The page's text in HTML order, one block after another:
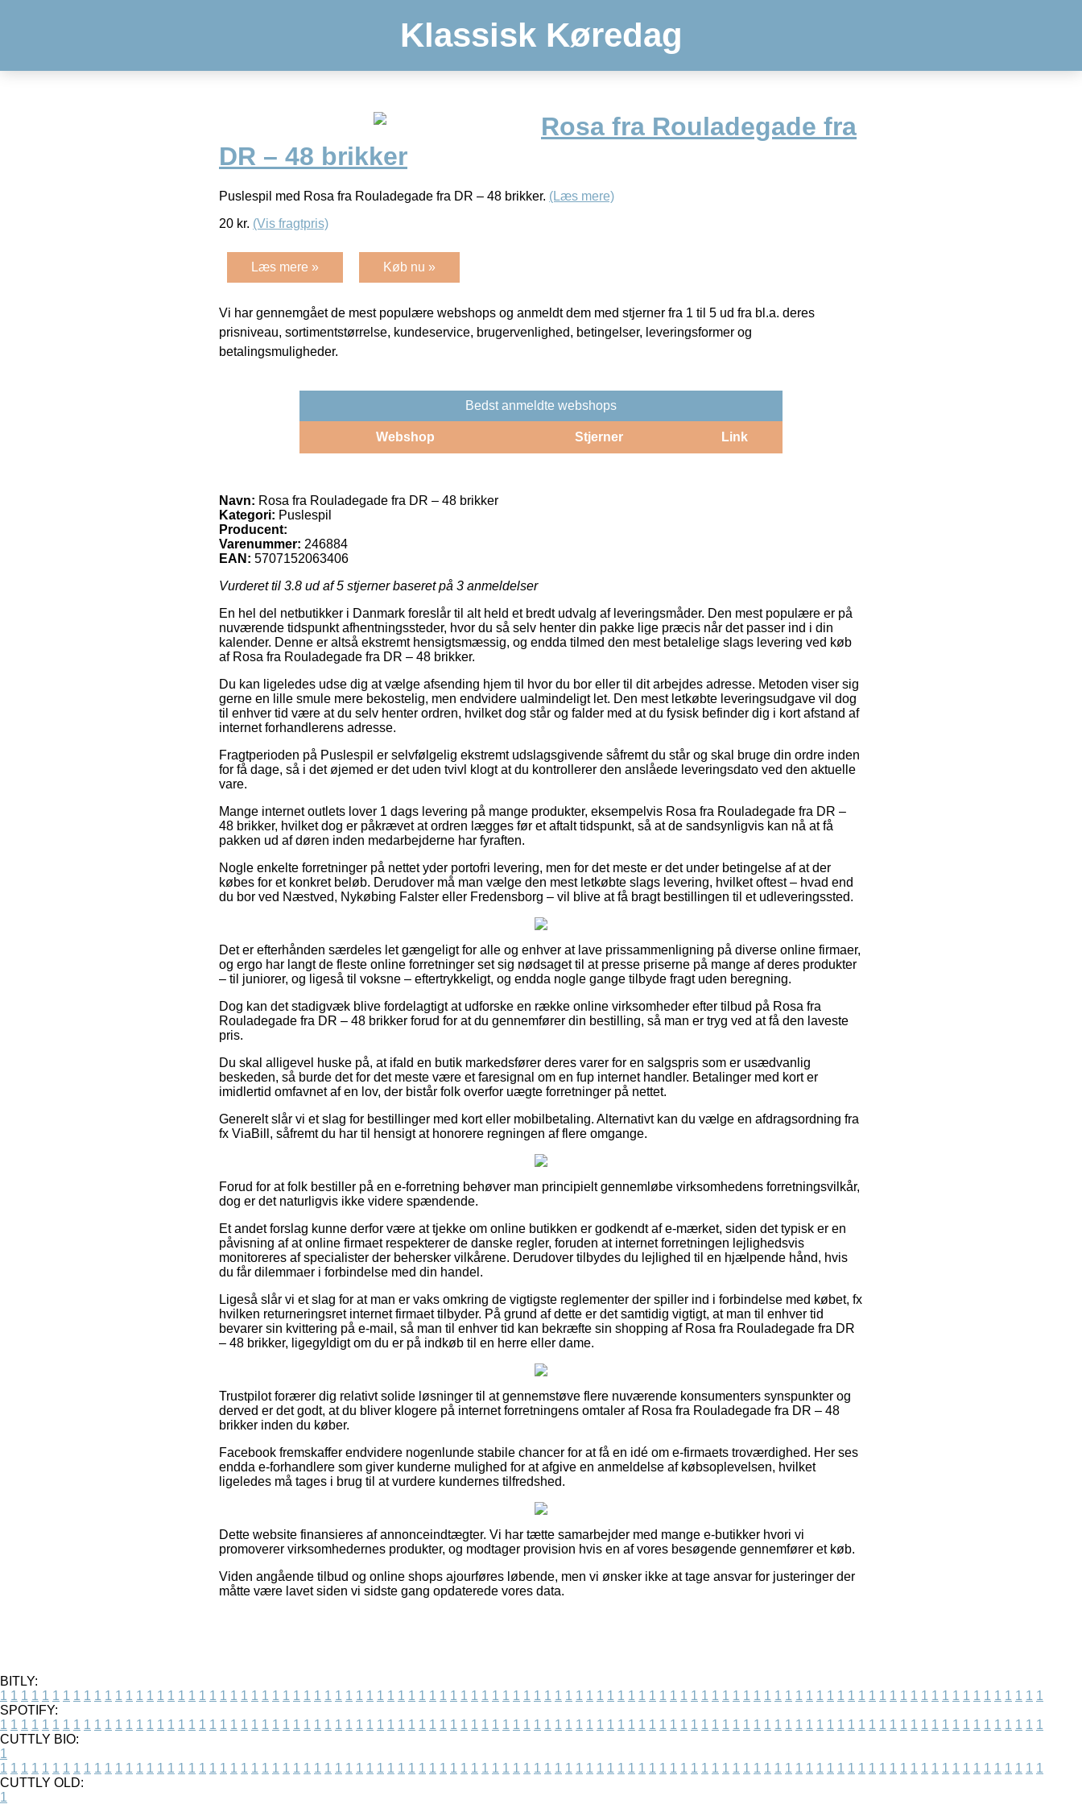
Klassisk Køredag
Rosa fra Rouladegade fra
DR – 48 brikker
Puslespil med Rosa fra Rouladegade fra DR – 48 brikker. (Læs mere)
20 kr. (Vis fragtpris)
Læs mere » Køb nu »
Vi har gennemgået de mest populære webshops og anmeldt dem med stjerner fra 1 til 5 ud fra bl.a. deres
prisniveau, sortimentstørrelse, kundeservice, brugervenlighed, betingelser, leveringsformer og
betalingsmuligheder.
Bedst anmeldte webshops
Webshop Stjerner Link
Navn: Rosa fra Rouladegade fra DR – 48 brikker
Kategori: Puslespil
Producent:
Varenummer: 246884
EAN: 5707152063406
Vurderet til 3.8 ud af 5 stjerner baseret på 3 anmeldelser
En hel del netbutikker i Danmark foreslår til alt held et bredt udvalg af leveringsmåder. Den mest populære er på
nuværende tidspunkt afhentningssteder, hvor du så selv henter din pakke lige præcis når det passer ind i din
kalender. Denne er altså ekstremt hensigtsmæssig, og endda tilmed den mest betalelige slags levering ved køb
af Rosa fra Rouladegade fra DR – 48 brikker.
Du kan ligeledes udse dig at vælge afsending hjem til hvor du bor eller til dit arbejdes adresse. Metoden viser sig
gerne en lille smule mere bekostelig, men endvidere ualmindeligt let. Den mest letkøbte leveringsudgave vil dog
til enhver tid være at du selv henter ordren, hvilket dog står og falder med at du fysisk befinder dig i kort afstand af
internet forhandlerens adresse.
Fragtperioden på Puslespil er selvfølgelig ekstremt udslagsgivende såfremt du står og skal bruge din ordre inden
for få dage, så i det øjemed er det uden tvivl klogt at du kontrollerer den anslåede leveringsdato ved den aktuelle
vare.
Mange internet outlets lover 1 dags levering på mange produkter, eksempelvis Rosa fra Rouladegade fra DR –
48 brikker, hvilket dog er påkrævet at ordren lægges før et aftalt tidspunkt, så at de sandsynligvis kan nå at få
pakken ud af døren inden medarbejderne har fyraften.
Nogle enkelte forretninger på nettet yder portofri levering, men for det meste er det under betingelse af at der
købes for et konkret beløb. Derudover må man vælge den mest letkøbte slags levering, hvilket oftest – hvad end
du bor ved Næstved, Nykøbing Falster eller Fredensborg – vil blive at få bragt bestillingen til et udleveringssted.
Det er efterhånden særdeles let gængeligt for alle og enhver at lave prissammenligning på diverse online firmaer,
og ergo har langt de fleste online forretninger set sig nødsaget til at presse priserne på mange af deres produkter
– til juniorer, og ligeså til voksne – eftertrykkeligt, og endda nogle gange tilbyde fragt uden beregning.
Dog kan det stadigvæk blive fordelagtigt at udforske en række online virksomheder efter tilbud på Rosa fra
Rouladegade fra DR – 48 brikker forud for at du gennemfører din bestilling, så man er tryg ved at få den laveste
pris.
Du skal alligevel huske på, at ifald en butik markedsfører deres varer for en salgspris som er usædvanlig
beskeden, så burde det for det meste være et faresignal om en fup internet handler. Betalinger med kort er
imidlertid omfavnet af en lov, der bistår folk overfor uægte forretninger på nettet.
Generelt slår vi et slag for bestillinger med kort eller mobilbetaling. Alternativt kan du vælge en afdragsordning fra
fx ViaBill, såfremt du har til hensigt at honorere regningen af flere omgange.
Forud for at folk bestiller på en e-forretning behøver man principielt gennemløbe virksomhedens forretningsvilkår,
dog er det naturligvis ikke videre spændende.
Et andet forslag kunne derfor være at tjekke om online butikken er godkendt af e-mærket, siden det typisk er en
påvisning af at online firmaet respekterer de danske regler, foruden at internet forretningen lejlighedsvis
monitoreres af specialister der behersker vilkårene. Derudover tilbydes du lejlighed til en hjælpende hånd, hvis
du får dilemmaer i forbindelse med din handel.
Ligeså slår vi et slag for at man er vaks omkring de vigtigste reglementer der spiller ind i forbindelse med købet, fx
hvilken returneringsret internet firmaet tilbyder. På grund af dette er det samtidig vigtigt, at man til enhver tid
bevarer sin kvittering på e-mail, så man til enhver tid kan bekræfte sin shopping af Rosa fra Rouladegade fra DR
– 48 brikker, ligegyldigt om du er på indkøb til en herre eller dame.
Trustpilot forærer dig relativt solide løsninger til at gennemstøve flere nuværende konsumenters synspunkter og
derved er det godt, at du bliver klogere på internet forretningens omtaler af Rosa fra Rouladegade fra DR – 48
brikker inden du køber.
Facebook fremskaffer endvidere nogenlunde stabile chancer for at få en idé om e-firmaets troværdighed. Her ses
endda e-forhandlere som giver kunderne mulighed for at afgive en anmeldelse af købsoplevelsen, hvilket
ligeledes må tages i brug til at vurdere kundernes tilfredshed.
Dette website finansieres af annonceindtægter. Vi har tætte samarbejder med mange e-butikker hvori vi
promoverer virksomhedernes produkter, og modtager provision hvis en af vores besøgende gennemfører et køb.
Viden angående tilbud og online shops ajourføres løbende, men vi ønsker ikke at tage ansvar for justeringer der
måtte være lavet siden vi sidste gang opdaterede vores data.
BITLY:
1 1 1 1 1 1 1 1 1 1 1 1 1 1 1 1 1 1 1 1 1 1 1 1 1 1 1 1 1 1 1 1 1 1 1 1 1 1 1 1 1 1 1 1 1 1 1 1 1 1 1 1 1 1 1 1 1 1 1 1 1 1 1 1 1 1 1 1 1 1 1 1 1 1 1 1 1 1 1 1 1 1 1 1 1 1 1 1 1 1 1 1 1 1 1 1 1 1 1 1
SPOTIFY:
1 1 1 1 1 1 1 1 1 1 1 1 1 1 1 1 1 1 1 1 1 1 1 1 1 1 1 1 1 1 1 1 1 1 1 1 1 1 1 1 1 1 1 1 1 1 1 1 1 1 1 1 1 1 1 1 1 1 1 1 1 1 1 1 1 1 1 1 1 1 1 1 1 1 1 1 1 1 1 1 1 1 1 1 1 1 1 1 1 1 1 1 1 1 1 1 1 1 1 1
CUTTLY BIO:
1
1 1 1 1 1 1 1 1 1 1 1 1 1 1 1 1 1 1 1 1 1 1 1 1 1 1 1 1 1 1 1 1 1 1 1 1 1 1 1 1 1 1 1 1 1 1 1 1 1 1 1 1 1 1 1 1 1 1 1 1 1 1 1 1 1 1 1 1 1 1 1 1 1 1 1 1 1 1 1 1 1 1 1 1 1 1 1 1 1 1 1 1 1 1 1 1 1 1 1 1
CUTTLY OLD:
1